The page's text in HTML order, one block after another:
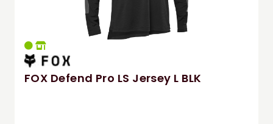
FOX Defend Pro LS Jersey L BLK